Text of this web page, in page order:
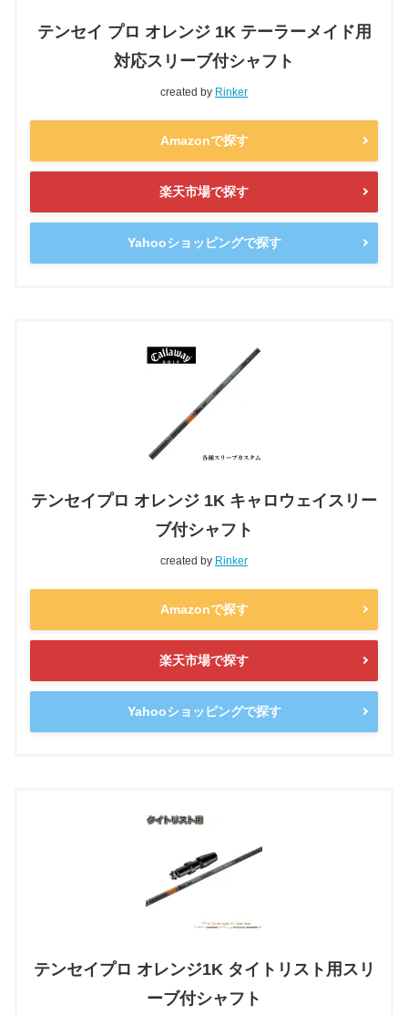
テンセイ プロ オレンジ 1K テーラーメイド用
対応スリーブ付シャフト
created by Rinker
Amazonで探す
楽天市場で探す
Yahooショッピングで探す
テンセイプロ オレンジ 1K キャロウェイスリー
ブ付シャフト
created by Rinker
Amazonで探す
楽天市場で探す
Yahooショッピングで探す
テンセイプロ オレンジ1K タイトリスト用スリ
ーブ付シャフト